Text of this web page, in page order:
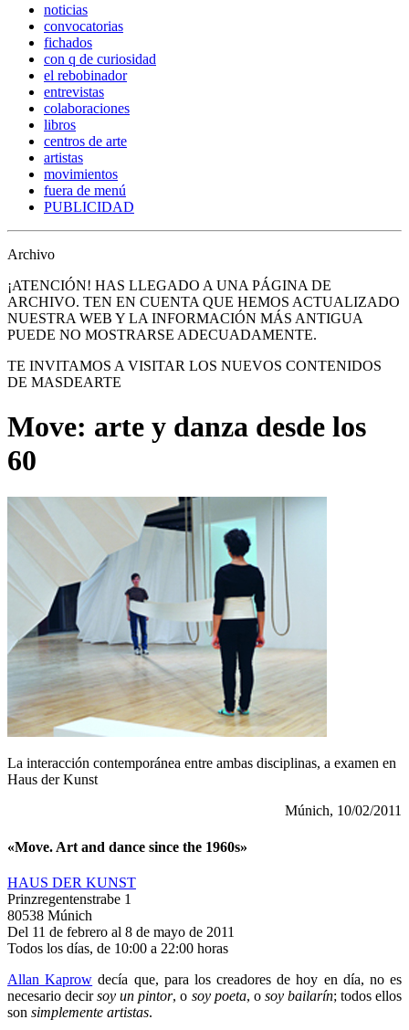
noticias
convocatorias
fichados
con q de curiosidad
el rebobinador
entrevistas
colaboraciones
libros
centros de arte
artistas
movimientos
fuera de menú
PUBLICIDAD
Archivo
¡ATENCIÓN! HAS LLEGADO A UNA PÁGINA DE
ARCHIVO. TEN EN CUENTA QUE HEMOS ACTUALIZADO
NUESTRA WEB Y LA INFORMACIÓN MÁS ANTIGUA
PUEDE NO MOSTRARSE ADECUADAMENTE.
TE INVITAMOS A VISITAR LOS NUEVOS CONTENIDOS
DE MASDEARTE
Move: arte y danza desde los
60
La interacción contemporánea entre ambas disciplinas, a examen en
Haus der Kunst
Múnich, 10/02/2011
«Move. Art and dance since the 1960s»
HAUS DER KUNST
Prinzregentenstrabe 1
80538 Múnich
Del 11 de febrero al 8 de mayo de 2011
Todos los días, de 10:00 a 22:00 horas
Allan Kaprow decía que, para los creadores de hoy en día, no es
necesario decirsoy un pintor, o soy poeta, o soy bailarín; todos ellos
son simplemente artistas.